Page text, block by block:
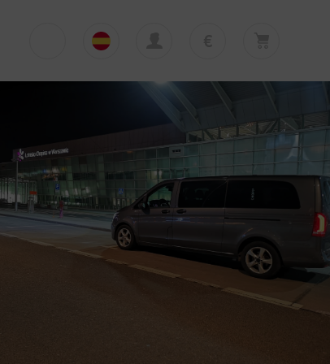
English
Deutsch
Italiano
Español
£ GBP
zł PLN
USD
Su cesta está vacía. Añadir primera excursión
o traslado